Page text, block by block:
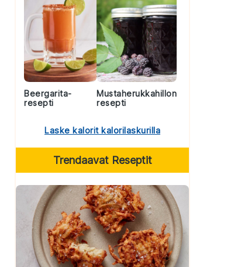
Beergarita-
resepti
Mustaherukkahillon
resepti
Laske kalorit kalorilaskurilla
Trendaavat Reseptit